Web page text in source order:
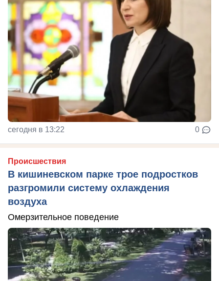
сегодня в 13:22 0
Происшествия
В кишиневском парке трое подростков
разгромили систему охлаждения
воздуха
Омерзительное поведение